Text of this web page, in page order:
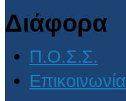
Διάφορα
Π.Ο.Σ.Σ.
Επικοινωνία